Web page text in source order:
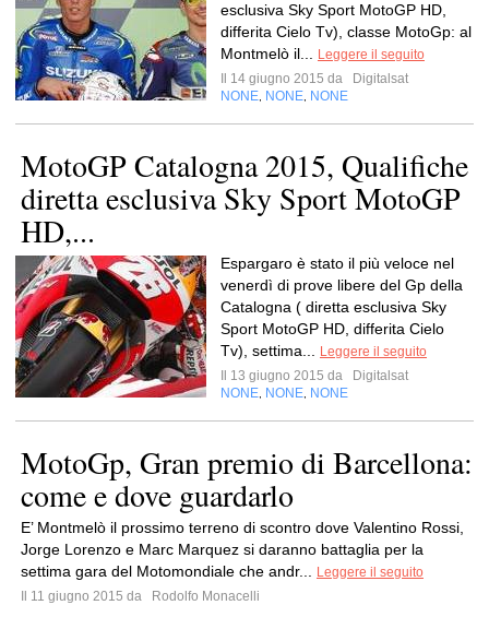
esclusiva Sky Sport MotoGP HD,
differita Cielo Tv), classe MotoGp: al
Montmelò il...
Leggere il seguito
Il 14 giugno 2015 da
Digitalsat
NONE NONE NONE
MotoGP Catalogna 2015, Qualifiche
diretta esclusiva Sky Sport MotoGP
HD,...
Espargaro è stato il più veloce nel
venerdì di prove libere del Gp della
Catalogna ( diretta esclusiva Sky
Sport MotoGP HD, differita Cielo
Tv), settima...
Leggere il seguito
Il 13 giugno 2015 da
Digitalsat
NONE NONE NONE
MotoGp, Gran premio di Barcellona:
come e dove guardarlo
E’ Montmelò il prossimo terreno di scontro dove Valentino Rossi,
Jorge Lorenzo e Marc Marquez si daranno battaglia per la
settima gara del Motomondiale che andr...
Leggere il seguito
Il 11 giugno 2015 da
Rodolfo Monacelli